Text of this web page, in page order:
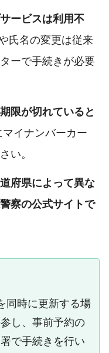
ービスは利用不
氏名の変更は従来
ーで手続きが必要
限が切れていると
マイナンバーカー
い。
府県によって異な
察の公式サイトで
同時に更新する場
し、事前予約の
で手続きを行い